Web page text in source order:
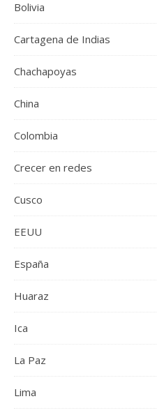
Bolivia
Cartagena de Indias
Chachapoyas
China
Colombia
Crecer en redes
Cusco
EEUU
España
Huaraz
Ica
La Paz
Lima